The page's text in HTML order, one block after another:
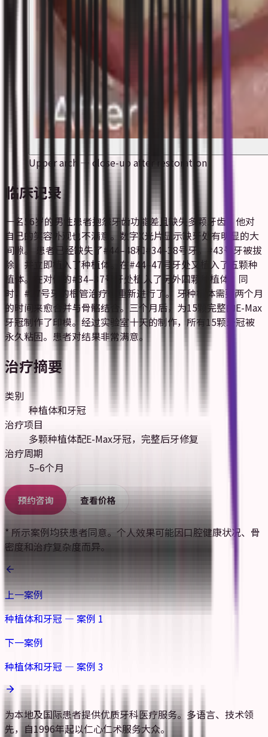
Upper arch — close-up after restoration
临床记录
一名56岁的男性患者抱怨牙齿功能差且缺失多颗牙齿。他对
自己的笑容外观也不满意。数字X光片显示缺牙处有明显的大
间隙。 患者已经缺失了#44–48和#34–38号牙。#43号牙被拔
除，并立即植入了种植体。在#44–47号牙处又植入了五颗种
植体。在对侧的#34–37号牙处植入了另外四颗种植体。同
时，#27号牙的根管治疗也重新进行了。 牙种植体需要两个月
的时间来愈合并与骨骼结合。三个月后，为15颗完整的E-Max
牙冠制作了印模。经过实验室十天的制作，所有15颗牙冠被
永久粘固。患者对结果非常满意。
治疗摘要
类别
种植体和牙冠
治疗项目
多颗种植体配E-Max牙冠，完整后牙修复
治疗周期
5–6个月
预约咨询 查看价格
* 所示案例均获患者同意。个人效果可能因口腔健康状况、骨
密度和治疗复杂度而异。
上一案例
种植体和牙冠 — 案例 1
下一案例
种植体和牙冠 — 案例 3
为本地及国际患者提供优质牙科医疗服务。多语言、技术领
先，自1996年起以仁心仁术服务大众。